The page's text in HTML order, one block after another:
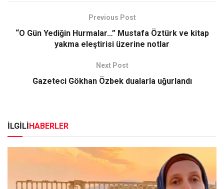
Previous Post
“O Gün Yediğin Hurmalar…” Mustafa Öztürk ve kitap
yakma eleştirisi üzerine notlar
Next Post
Gazeteci Gökhan Özbek dualarla uğurlandı
İLGİLİHABERLER